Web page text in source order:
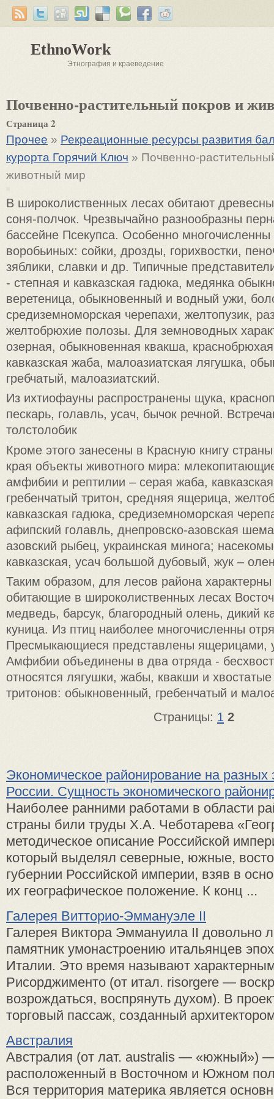
EthnoWork
Этнография и краеведение
Почвенно-растительный покров и
Страница 2
Прочее » Рекреационные ресурсы развития
курорта Горячий Ключ » Почвенно-
животный мир
В широколиственных лесах обитают
соня-полчок. Чрезвычайно разнообразны
бассейне Псекупса. Особенно
воробьиных: сойки, дрозды, горихвостки,
зяблики, славки и др. Типичные
- степная и кавказская гадюка, медянка
веретеница, обыкновенный и водный ужи,
средиземноморская черепахи, желтопузик,
желтобрюхие полозы. Для земноводных
озерная, обыкновенная квакша,
кавказская жаба, малоазиатская лягушка,
гребчатый, малоазиатский.
Из ихтиофауны распространены щука,
пескарь, голавль, усач, бычок речной.
толстолобик
Кроме этого занесены в Красную книгу
края объекты животного мира:
амфибии и рептилии – серая жаба, кавказская
гребенчатый тритон, средняя ящерица,
кавказская гадюка, средиземноморская
афипский голавль, днепровско-азовская
азовский рыбец, украинская минога;
кавказская, усач большой дубовый, жук –
Таким образом, для лесов района
обитающие в широколиственных лесах
медведь, барсук, благородный олень, дикий
куница. Из птиц наиболее многочисленны
Пресмыкающиеся представлены ящерицами,
Амфибии объединены в два отряда -
относятся лягушки, жабы, квакши и
тритонов: обыкновенный, гребенчатый и
Страницы: 1 2
Экономическое районирование на разных
России. Сущность экономического
Наиболее ранними работами в области
страны били труды Х.А. Чеботарева
методическое описание Российской
который выделял северные, южные,
губернии Российской империи, взяв в
их географическое положение. К конц ...
Галерея Витторио-Эммануэле II
Галерея Виктора Эммануила II до­вольно
памятник умонастроению итальянцев
Италии. Это время называют
Рисорджименто (от итал. risorgere —
возрождаться, воспря­нуть духом). В
торговый пассаж, созданный
Австралия
Австралия (от лат. australis — «южный») —
расположенный в Восточном и Южном
Вся территория материка является